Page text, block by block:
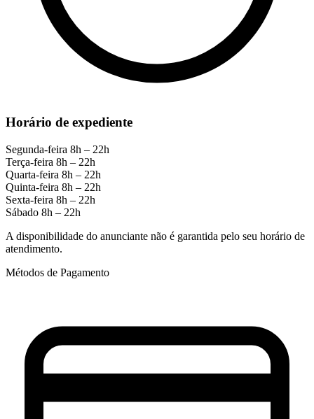
Horário de expediente
Segunda-feira 8h – 22h
Terça-feira 8h – 22h
Quarta-feira 8h – 22h
Quinta-feira 8h – 22h
Sexta-feira 8h – 22h
Sábado 8h – 22h
A disponibilidade do anunciante não é garantida pelo seu horário de
atendimento.
Métodos de Pagamento